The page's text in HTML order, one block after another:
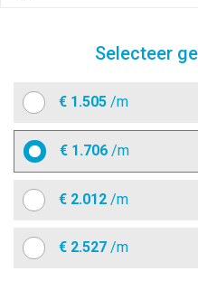
Selecteer
€ 1.505 /m
€ 1.706 /m
€ 2.012 /m
€ 2.527 /m